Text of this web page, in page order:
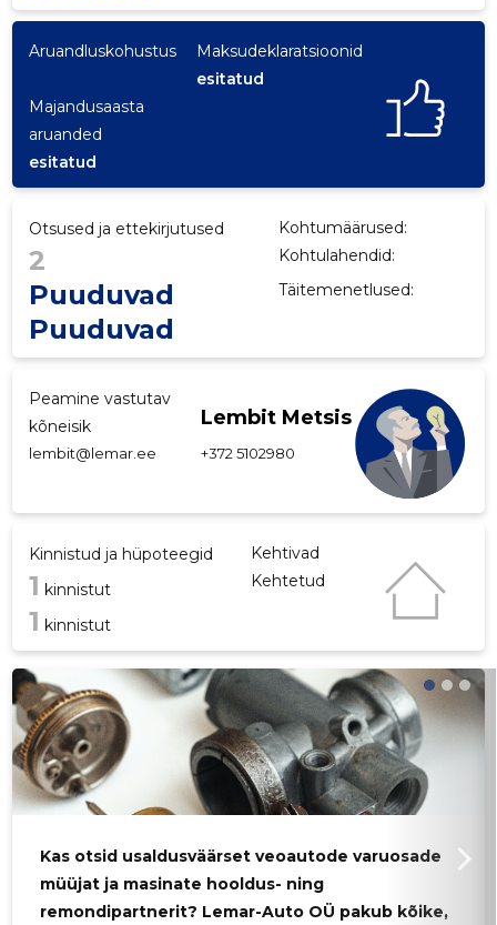
Aruandluskohustus
Maksudeklaratsioonid
esitatud
Majandusaasta
aruanded
esitatud
Otsused ja ettekirjutused Kohtumäärused:
2 Kohtulahendid:
Puuduvad Täitemenetlused:
Puuduvad
Peamine vastutav
kõneisik
Lembit Metsis
lembit@lemar.ee +372 5102980
Kinnistud ja hüpoteegid Kehtivad
1 kinnistut Kehtetud
1 kinnistut
Kas otsid usaldusväärset veoautode varuosade
müüjat ja masinate hooldus- ning
remondipartnerit? Lemar-Auto OÜ pakub kõike,